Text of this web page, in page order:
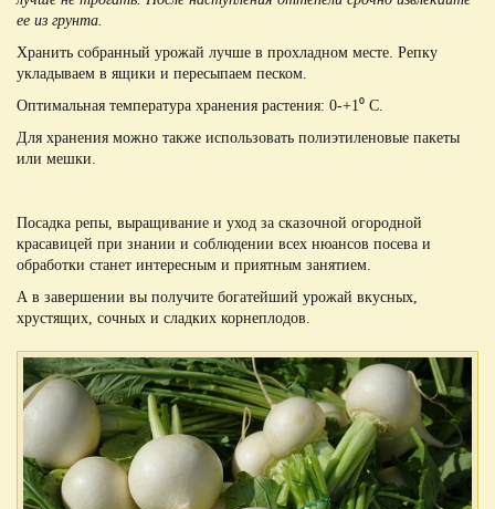
ее из грунта.
Хранить собранный урожай лучше в прохладном месте. Репку
укладываем в ящики и пересыпаем песком.
Оптимальная температура хранения растения: 0-+1⁰ С.
Для хранения можно также использовать полиэтиленовые пакеты
или мешки.
Посадка репы, выращивание и уход за сказочной огородной
красавицей при знании и соблюдении всех нюансов посева и
обработки станет интересным и приятным занятием.
А в завершении вы получите богатейший урожай вкусных,
хрустящих, сочных и сладких корнеплодов.